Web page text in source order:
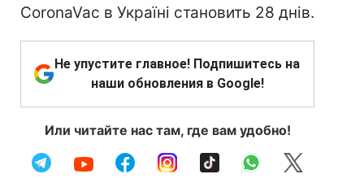
CoronaVac в Україні становить 28 днів.
Не упустите главное! Подпишитесь на
наши обновления в Google!
Или читайте нас там, где вам удобно!